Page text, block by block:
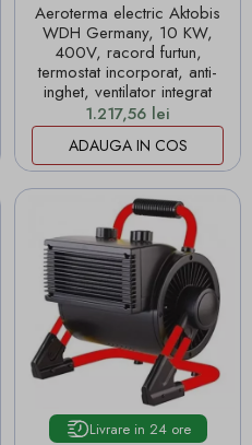
Aeroterma electric Aktobis
WDH Germany, 10 KW,
400V, racord furtun,
termostat incorporat, anti-
inghet, ventilator integrat
Pret
1.217,56 lei
ADAUGA IN COS
Livrare in 24 ore